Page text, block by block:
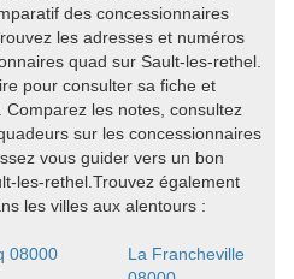
des concessionnaires
les adresses et numéros
quad sur Sault-les-rethel.
pour consulter sa fiche et
les notes, consultez
sur les concessionnaires
vous guider vers un bon
les-rethel.Trouvez également
les villes aux alentours :
08000
La Francheville